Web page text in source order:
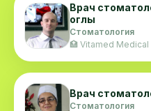
Врач
оглы
Стоматология
🏥 Vitamed Medical
Врач
Стоматология